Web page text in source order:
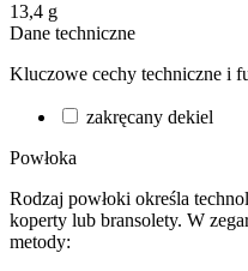
13,4 g
Dane techniczne
Kluczowe cechy techniczne i
zakręcany dekiel
Powłoka
Rodzaj powłoki określa
koperty lub bransolety. W
metody: